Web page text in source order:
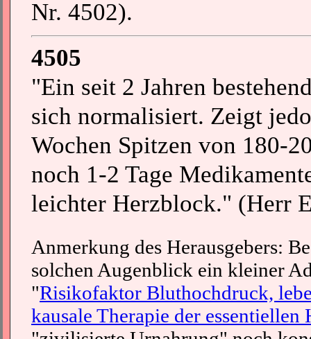
Nr. 4502).
4505
"Ein seit 2 Jahren
sich normalisiert. Zeigt
Wochen Spitzen von 180-
noch 1-2 Tage
leichter Herzblock." (Herr
Anmerkung des Herausgebers:
solchen Augenblick ein kleiner
"Risikofaktor Bluthochdruck,
kausale Therapie der essentiellen